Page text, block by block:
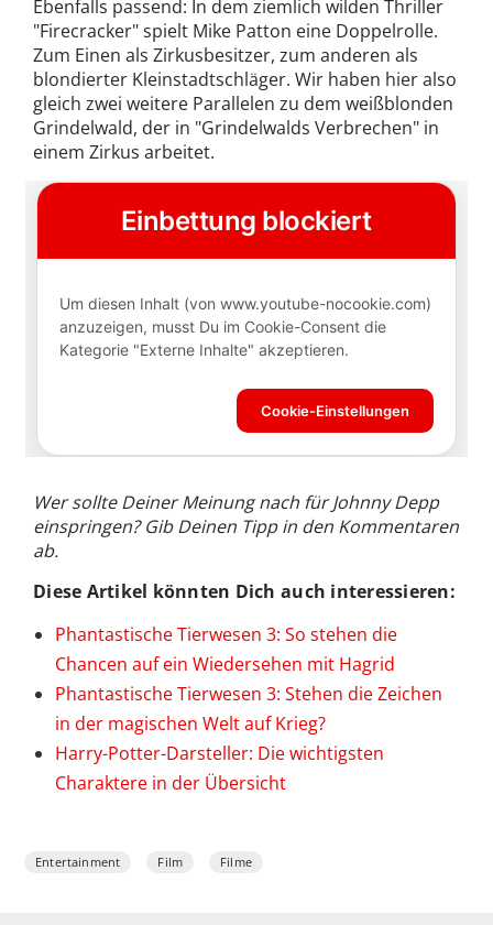
Ebenfalls passend: In dem ziemlich wilden Thriller
"Firecracker" spielt Mike Patton eine Doppelrolle.
Zum Einen als Zirkusbesitzer, zum anderen als
blondierter Kleinstadtschläger. Wir haben hier also
gleich zwei weitere Parallelen zu dem weißblonden
Grindelwald, der in "Grindelwalds Verbrechen" in
einem Zirkus arbeitet.
Wer sollte Deiner Meinung nach für Johnny Depp
einspringen? Gib Deinen Tipp in den Kommentaren
ab.
Diese Artikel könnten Dich auch interessieren:
Phantastische Tierwesen 3: So stehen die
Chancen auf ein Wiedersehen mit Hagrid
Phantastische Tierwesen 3: Stehen die Zeichen
in der magischen Welt auf Krieg?
Harry-Potter-Darsteller: Die wichtigsten
Charaktere in der Übersicht
Entertainment Film Filme